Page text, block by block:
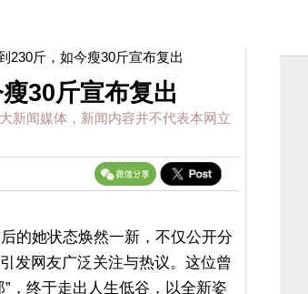
230斤，如今瘦30斤宣布复出
30斤宣布复出
新闻媒体，新闻内容并不代表本网立
的她状态焕然一新，不仅公开分
发网友广泛关注与热议。这位曾
，终于走出人生低谷，以全新姿